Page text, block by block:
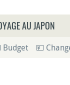
AU JAPON
Budget 💴